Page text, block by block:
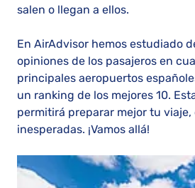
salen o llegan a ellos.
En AirAdvisor hemos estudiado
opiniones de los pasajeros en
principales aeropuertos
un ranking de los mejores 10.
permitirá preparar mejor tu
inesperadas. ¡Vamos allá!